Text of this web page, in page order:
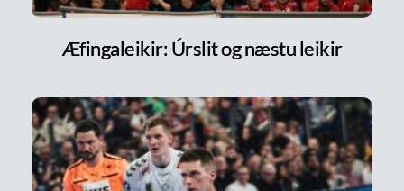
Æfingaleikir: Úrslit og næstu leikir